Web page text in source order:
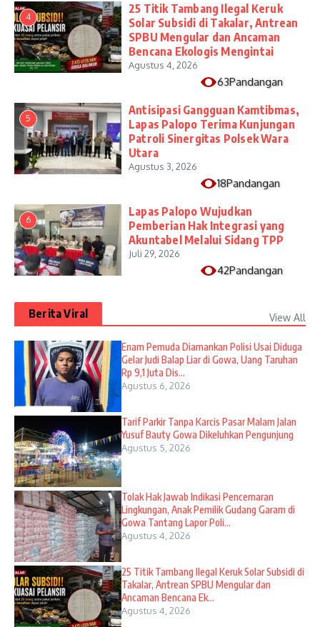
4
25 Titik Tambang Ilegal Keruk
Solar Subsidi di Takalar, Antrean
SPBU Mengular dan Ancaman
Bencana Ekologis Mengintai
Agustus 4, 2026
63Pandangan
5
Antisipasi Gangguan Kamtibmas,
Lapas Palopo Terima Kunjungan
Patroli Sinergitas Polsek Wara
Utara
Agustus 3, 2026
18Pandangan
6
Lapas Palopo Wujudkan
Pemberian Hak Integrasi yang
Akuntabel Melalui Sidang TPP
Juli 29, 2026
42Pandangan
Berita Viral View All
Enam Pemuda Diamankan Polisi Usai Diduga
Gelar Judi Balap Liar di Gowa, Uang Taruhan
Rp 9,1 Juta Dis...
Agustus 6, 2026
Tarif Parkir Tanpa Karcis Pasar Malam Jalan
Yusuf Bauty Gowa Dikeluhkan Pengunjung
Agustus 5, 2026
Tolak Hak Jawab Indikasi Pencemaran
Lingkungan, Anak Pemilik Gudang Garam di
Gowa Tantang Lapor Poli...
Agustus 4, 2026
25 Titik Tambang Ilegal Keruk Solar Subsidi di
Takalar, Antrean SPBU Mengular dan
Ancaman Bencana Ek...
Agustus 4, 2026